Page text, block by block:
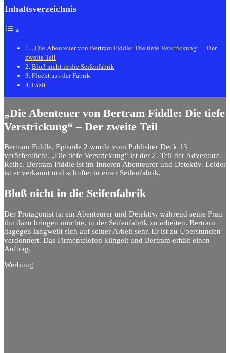
Inhaltsverzeichnis
„Die Abenteuer von Bertram Fiddle: Die tiefe Verstrickung“ – Der
zweite Teil
Bloß nicht in die Seifenfabrik
Flucht aus der Fabrik
Fazit
„Die Abenteuer von Bertram Fiddle: Die tiefe
Verstrickung“ – Der zweite Teil
Bertram Fiddle, Episode 2 wurde vom Publisher Deck 13
veröffentlicht. „Die tiefe Verstrickung“ ist der 2. Teil der Adventure-
Reihe. Bertram Fiddle ist im Inneren Abenteurer und Detektiv. Leider
ist er verkannt und schuftet in einer Seifenfabrik.
Bloß nicht in die Seifenfabrik
Der Protagonist ist ein Abenteurer und Detektiv, während seine Frau
ihn dazu bringen möchte, in der Seifenfabrik zu arbeiten. Bertram
dagegen langweilt sich auf seiner Arbeit sehr. Er ist zu Überstunden
verdonnert. Das Firmentelefon klingelt und Bertram erhält einen
Auftrag.
Werbung